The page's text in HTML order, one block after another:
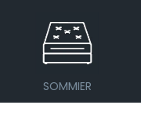
SOMMIER